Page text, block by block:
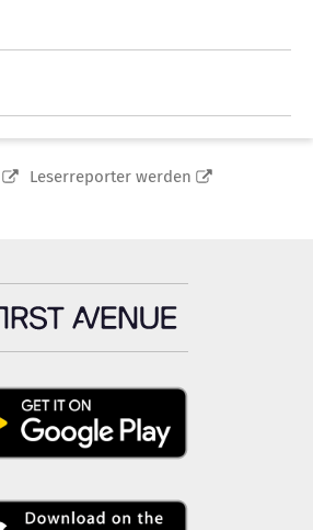
Leserreporter werden